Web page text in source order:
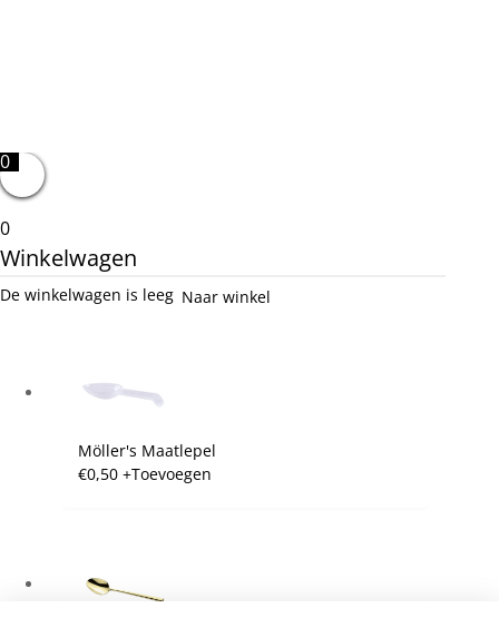
0
0
Winkelwagen
De winkelwagen is leeg Naar winkel
Möller's Maatlepel
€0,50 +Toevoegen